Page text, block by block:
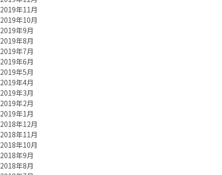
2019年11月
2019年10月
2019年9月
2019年8月
2019年7月
2019年6月
2019年5月
2019年4月
2019年3月
2019年2月
2019年1月
2018年12月
2018年11月
2018年10月
2018年9月
2018年8月